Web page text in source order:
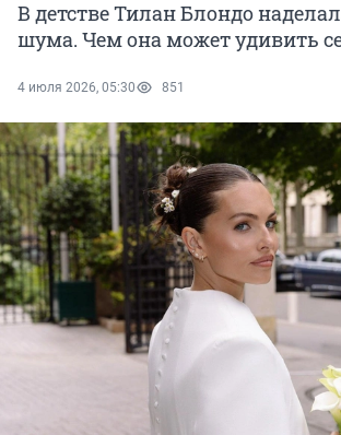
В детстве Тилан Блондо
шума. Чем она может удивить
4 июля 2026, 05:30 851